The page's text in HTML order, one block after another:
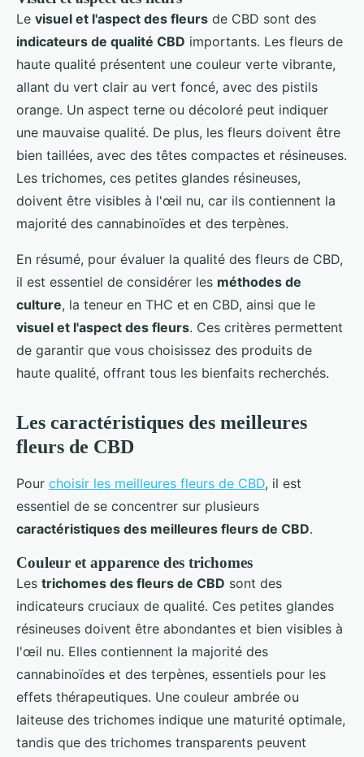
Le visuel et l'aspect des fleurs de CBD sont des
indicateurs de qualité CBD importants. Les fleurs de
haute qualité présentent une couleur verte vibrante,
allant du vert clair au vert foncé, avec des pistils
orange. Un aspect terne ou décoloré peut indiquer
une mauvaise qualité. De plus, les fleurs doivent être
bien taillées, avec des têtes compactes et résineuses.
Les trichomes, ces petites glandes résineuses,
doivent être visibles à l'œil nu, car ils contiennent la
majorité des cannabinoïdes et des terpènes.
En résumé, pour évaluer la qualité des fleurs de CBD,
il est essentiel de considérer les méthodes de
culture, la teneur en THC et en CBD, ainsi que le
visuel et l'aspect des fleurs. Ces critères permettent
de garantir que vous choisissez des produits de
haute qualité, offrant tous les bienfaits recherchés.
Les caractéristiques des meilleures
fleurs de CBD
Pour choisir les meilleures fleurs de CBD, il est
essentiel de se concentrer sur plusieurs
caractéristiques des meilleures fleurs de CBD.
Couleur et apparence des trichomes
Les trichomes des fleurs de CBD sont des
indicateurs cruciaux de qualité. Ces petites glandes
résineuses doivent être abondantes et bien visibles à
l'œil nu. Elles contiennent la majorité des
cannabinoïdes et des terpènes, essentiels pour les
effets thérapeutiques. Une couleur ambrée ou
laiteuse des trichomes indique une maturité optimale,
tandis que des trichomes transparents peuvent